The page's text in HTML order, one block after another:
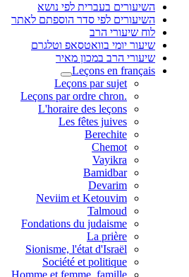
השיעורים בעברית לפי נושא
השיעורים לפי סדר הוספתם לאתר
לוח שיעורי הרב
שיעור יומי בוואטסאפ וטלגרם
שיעורי הרב במכון מאיר
Leçons en français
Leçons par sujet
.Leçons par ordre chron
L'horaire des leçons
Les fêtes juives
Berechite
Chemot
Vayikra
Bamidbar
Devarim
Neviim et Ketouvim
Talmoud
Fondations du judaisme
La prière
Sionisme, l'état d'Israël
Société et politique